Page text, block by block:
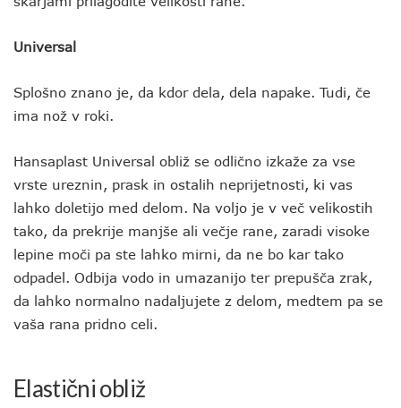
Universal
Splošno znano je, da kdor dela, dela napake. Tudi, če
ima nož v roki.
Hansaplast Universal obliž se odlično izkaže za vse
vrste ureznin, prask in ostalih neprijetnosti, ki vas
lahko doletijo med delom. Na voljo je v več velikostih
tako, da prekrije manjše ali večje rane, zaradi visoke
lepine moči pa ste lahko mirni, da ne bo kar tako
odpadel. Odbija vodo in umazanijo ter prepušča zrak,
da lahko normalno nadaljujete z delom, medtem pa se
vaša rana pridno celi.
Elastični obliž